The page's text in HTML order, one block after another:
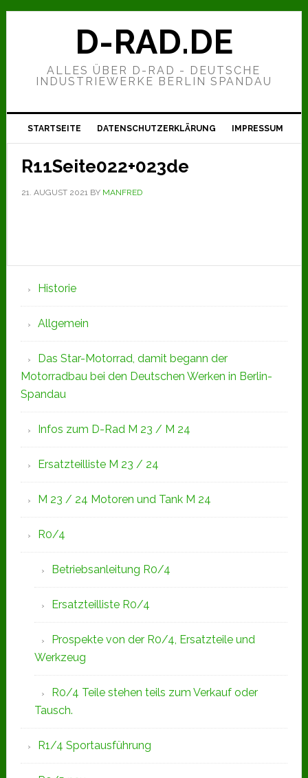
Zur
Hauptnavigation
Zum
Zur
D-RAD.DE
ALLES ÜBER D-RAD - DEUTSCHE
INDUSTRIEWERKE BERLIN SPANDAU
STARTSEITE DATENSCHUTZERKLÄRUNG IMPRESSUM
R11Seite022+023de
21. AUGUST 2021BY MANFRED
Seitenspalte
Historie
Allgemein
Das Star-Motorrad, damit begann der
Motorradbau bei den Deutschen Werken in Berlin-
Spandau
Infos zum D-Rad M 23 / M 24
Ersatzteilliste M 23 / 24
M 23 / 24 Motoren und Tank M 24
R0/4
Betriebsanleitung R0/4
Ersatzteilliste R0/4
Prospekte von der R0/4, Ersatzteile und
Werkzeug
R0/4 Teile stehen teils zum Verkauf oder
Tausch.
R1/4 Sportausführung